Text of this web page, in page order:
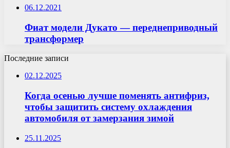
06.12.2021
Фиат модели Дукато — переднеприводный
трансформер
Последние записи
02.12.2025
Когда осенью лучше поменять антифриз,
чтобы защитить систему охлаждения
автомобиля от замерзания зимой
25.11.2025